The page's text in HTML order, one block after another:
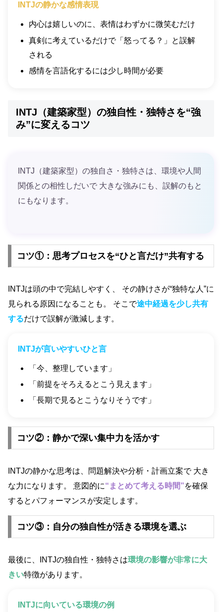
INTJの静かな感情表現
内心は嬉しいのに、表情はわずかに微笑むだけ
真剣に考えているだけで「怒ってる？」と誤解
される
感情を言語化するには少し時間が必要
INTJ（建築家型）の独自性・独特さを“強
み”に変えるコツ
INTJ（建築家型）の独自さ・独特さは、環境や人間
関係との相性しだいで 大きな強みにも、誤解のもと
にもなります。
コツ①：思考プロセスを“ひと言だけ”共有する
INTJは頭の中で完結しやすく、 その静けさが“独特な人”に
見られる原因になることも。 そこで途中経過を少し共有
するだけで誤解が激減します。
INTJが言いやすいひと言
「今、整理しています」
「前提をそろえるとこう見えます」
「長期で見るとこうなりそうです」
コツ②：静かで深い集中力を活かす
INTJの静かな思考は、問題解決や分析・計画立案で 大き
な力になります。 意図的に“まとめて考える時間”を確保
するとパフォーマンスが安定します。
コツ③：自分の独自性が活きる環境を選ぶ
最後に、INTJの独自性・独特さは環境の影響が非常に大
きい特徴があります。
INTJに向いている環境の例